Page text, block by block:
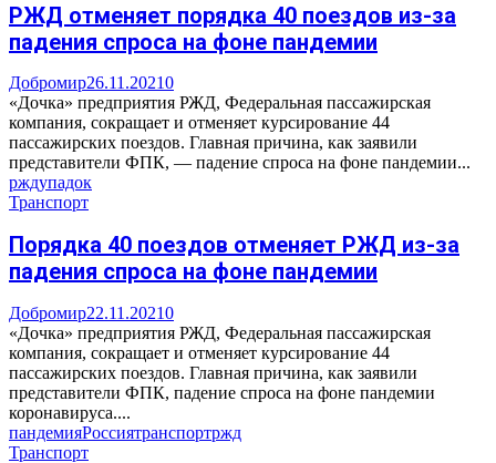
РЖД отменяет порядка 40 поездов из-за
падения спроса на фоне пандемии
Добромир26.11.20210
«Дочка» предприятия РЖД, Федеральная пассажирская
компания, сокращает и отменяет курсирование 44
пассажирских поездов. Главная причина, как заявили
представители ФПК, — падение спроса на фоне пандемии...
рждупадок
Транспорт
Порядка 40 поездов отменяет РЖД из-за
падения спроса на фоне пандемии
Добромир22.11.20210
«Дочка» предприятия РЖД, Федеральная пассажирская
компания, сокращает и отменяет курсирование 44
пассажирских поездов. Главная причина, как заявили
представители ФПК, падение спроса на фоне пандемии
коронавируса....
пандемияРоссиятранспортржд
Транспорт